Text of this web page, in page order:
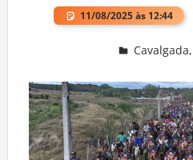
11/08/2025 às 12:44
Cavalgada,